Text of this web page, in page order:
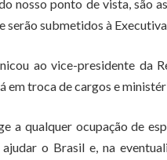
nosso ponto de vista, são
serão submetidos à
ao vice-presidente da
em troca de cargos e
a qualquer ocupação de
o Brasil e, na